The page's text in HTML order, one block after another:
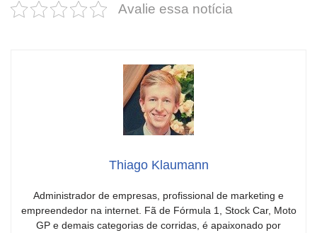
Avalie essa notícia
Thiago Klaumann
Administrador de empresas, profissional de marketing e
empreendedor na internet. Fã de Fórmula 1, Stock Car, Moto
GP e demais categorias de corridas, é apaixonado por